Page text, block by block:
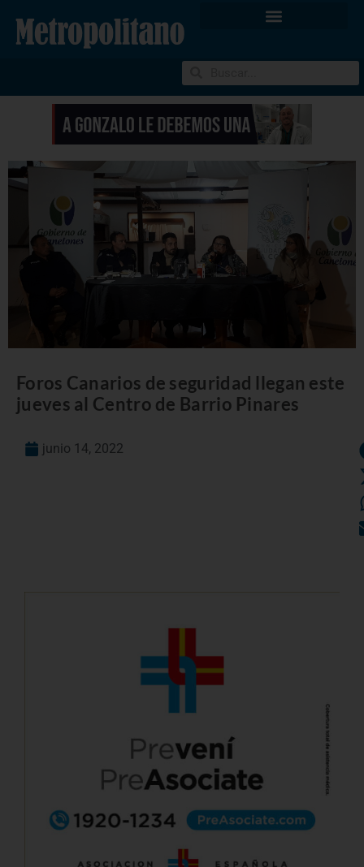
Foros Canarios de seguridad llegan este
jueves al Centro de Barrio Pinares
junio 14, 2022